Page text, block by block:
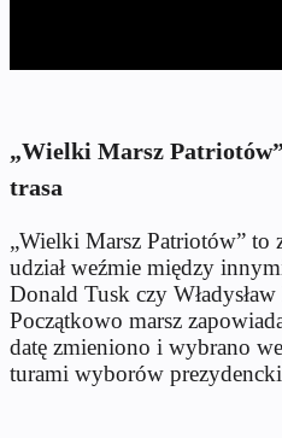
„Wielki Marsz
trasa
„Wielki Marsz Patriotów” to
udział weźmie między
Donald Tusk czy
Początkowo marsz
datę zmieniono i wybrano
turami wyborów